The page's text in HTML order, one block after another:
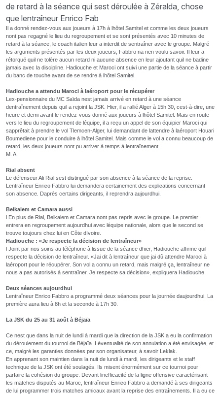
de retard à la séance qui sest déroulée à Zéralda, chose
que lentraîneur Enrico Fab
Il a donné rendez-vous aux joueurs à 17h à lhôtel Samitel et comme les deux joueurs
nont pas regagné le lieu du regroupement et se sont présentés avec 10 minutes de
retard à la séance, le coach italien leur a interdit de sentraîner avec le groupe. Malgré
les arguments présentés par les deux joueurs, Fabbro na rien voulu savoir. Il leur a
rétorqué quil ne tolère aucun retard ni aucune absence en leur ajoutant quil ne badine
jamais avec la discipline. Hadiouche et Maroci ont suivi une partie de la séance à partir
du banc de touche avant de se rendre à lhôtel Samitel.
Hadiouche a attendu Maroci à laéroport pour le récupérer
Lex-pensionnaire du MC Saïda nest jamais arrivé en retard à une séance
dentraînement depuis quil a rejoint la JSK. Hier, il a rallié Alger à 15h 30, cest-à-dire, une
heure et demi avant le rendez-vous donné aux joueurs à lhôtel Samitel. Mais en route
vers le lieu du regroupement de léquipe, il a reçu un appel de son équipier Maroci qui
sapprêtait à prendre le vol Tlemcen-Alger, lui demandant de lattendre à laéroport Houari
Boumediene pour le conduire à lhôtel Samitel. Mais comme le vol a connu beaucoup de
retard, les deux joueurs nont pu arriver à temps à lentraînement.
M. A.
Rial absent
Le défenseur Ali Rial sest distingué par son absence à la séance de la reprise.
Lentraîneur Enrico Fabbro lui demandera certainement des explications concernant
son absence. Daprès certains dirigeants, il reprendra aujourdhui.
Belkalem et Camara aussi
l En plus de Rial, Belkalem et Camara nont pas repris avec le groupe. Le premier
entrera en regroupement aujourdhui avec léquipe nationale, alors que le second se
trouve toujours chez lui en Côte dIvoire.
Hadiouche : «Je respecte la décision de lentraîneur»
l Joint par nos soins au téléphone à lissue de la séance dhier, Hadiouche affirme quil
respecte la décision de lentraîneur. «Jai dit à lentraîneur que jai dû attendre Maroci à
laéroport pour le récupérer. Son vol a connu un retard, mais malgré ça, lentraîneur ne
nous a pas autorisés à sentraîner. Je respecte sa décision», expliquera Hadiouche.
Deux séances aujourdhui
Lentraîneur Enrico Fabbro a programmé deux séances pour la journée daujourdhui. La
première aura lieu à 8h et la seconde à 17h 30.
La JSK du 25 au 31 août à Béjaïa
Ce nest que dans la nuit de lundi à mardi que la direction de la JSK a eu la confirmation
du déroulement du tournoi de Béjaïa. Léventualité de son annulation a été envisagée, et
ce, malgré les garanties données par son organisateur, à savoir Leklak.
En apprenant son maintien dans la nuit de lundi à mardi, les dirigeants et le staff
technique de la JSK ont été soulagés. Ils misent énormément sur ce tournoi pour
parfaire la cohésion du groupe. Devant linefficacité de la ligne offensive caractérisant
les matches disputés au Maroc, lentraîneur Enrico Fabbro a demandé à ses dirigeants
de lui programmer trois matches amicaux avant la reprise des entraînements. Il a eu ce